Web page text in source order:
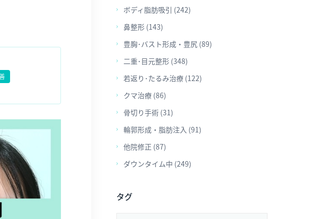
ボディ脂肪吸引 (242)
鼻整形 (143)
豊胸･バスト形成・豊尻 (89)
二重･目元整形 (348)
若返り･たるみ治療 (122)
クマ治療 (86)
骨切り手術 (31)
輪郭形成・脂肪注入 (91)
他院修正 (87)
ダウンタイム中 (249)
タグ